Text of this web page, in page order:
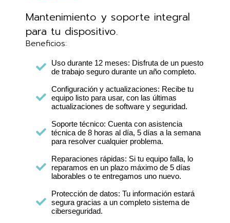
Mantenimiento y soporte integral
para tu dispositivo.
Beneficios:
Uso durante 12 meses: Disfruta de un puesto
de trabajo seguro durante un año completo.
Configuración y actualizaciones: Recibe tu
equipo listo para usar, con las últimas
actualizaciones de software y seguridad.
Soporte técnico: Cuenta con asistencia
técnica de 8 horas al día, 5 días a la semana
para resolver cualquier problema.
Reparaciones rápidas: Si tu equipo falla, lo
reparamos en un plazo máximo de 5 días
laborables o te entregamos uno nuevo.
Protección de datos: Tu información estará
segura gracias a un completo sistema de
ciberseguridad.